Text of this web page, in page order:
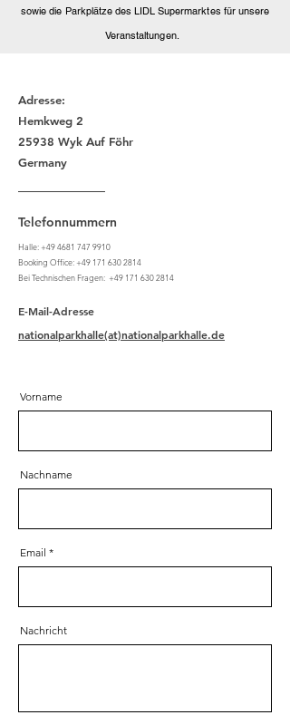
sowie die Parkplätze des LIDLSupermarktes für unsere
Veranstaltungen.
Adresse:
Hemkweg 2
25938 Wyk Auf Föhr
Germany
Telefonnummern
Halle:+49 4681 747 9910
Booking Office:+49 171 630 2814
Bei Technischen Fragen: +49 171 630 2814
E-Mail-Adresse
nationalparkhalle(at)nationalparkhalle.de
Vorname
Nachname
Email
Nachricht